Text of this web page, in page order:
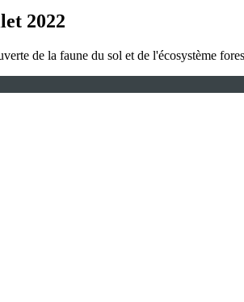
2022
de la faune du sol et de l'écosystème